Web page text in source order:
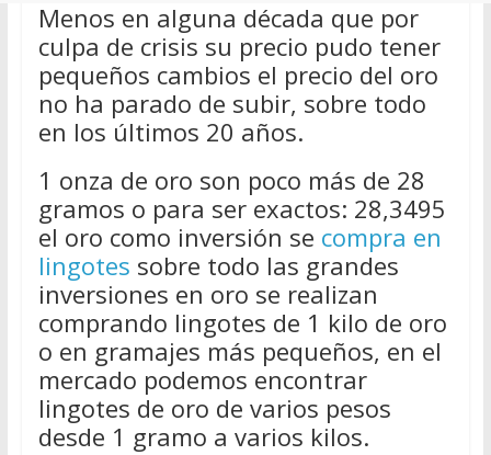
Menos en alguna década que por
culpa de crisis su precio pudo tener
pequeños cambios el precio del oro
no ha parado de subir, sobre todo
en los últimos 20 años.
1 onza de oro son poco más de 28
gramos o para ser exactos: 28,3495
el oro como inversión se compra en
lingotes sobre todo las grandes
inversiones en oro se realizan
comprando lingotes de 1 kilo de oro
o en gramajes más pequeños, en el
mercado podemos encontrar
lingotes de oro de varios pesos
desde 1 gramo a varios kilos.